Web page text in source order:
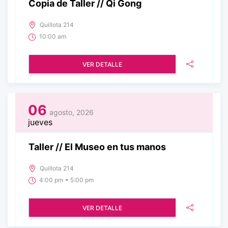
Copia de Taller // Qi Gong
Quillota 214
10:00 am
VER DETALLE
06 agosto, 2026
jueves
Taller // El Museo en tus manos
Quillota 214
4:00 pm - 5:00 pm
VER DETALLE